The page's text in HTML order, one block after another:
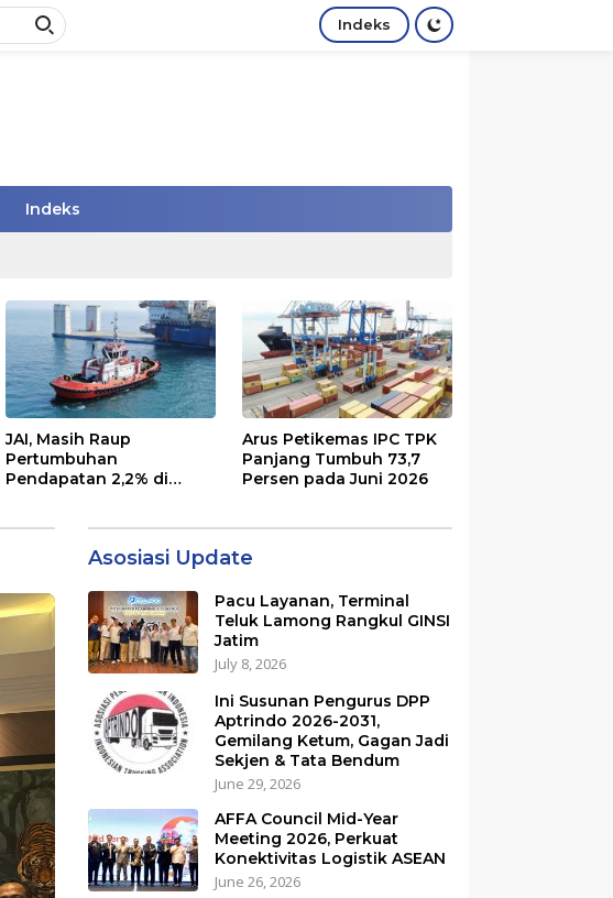
Indeks
Indeks
JAI, Masih Raup
Pertumbuhan
Pendapatan 2,2% di
Arus Petikemas IPC TPK
Panjang Tumbuh 73,7
Persen pada Juni 2026
Asosiasi Update
Pacu Layanan, Terminal
Teluk Lamong Rangkul GINSI
Jatim
July 8, 2026
Ini Susunan Pengurus DPP
Aptrindo 2026-2031,
Gemilang Ketum, Gagan Jadi
Sekjen & Tata Bendum
June 29, 2026
AFFA Council Mid-Year
Meeting 2026, Perkuat
Konektivitas Logistik ASEAN
June 26, 2026